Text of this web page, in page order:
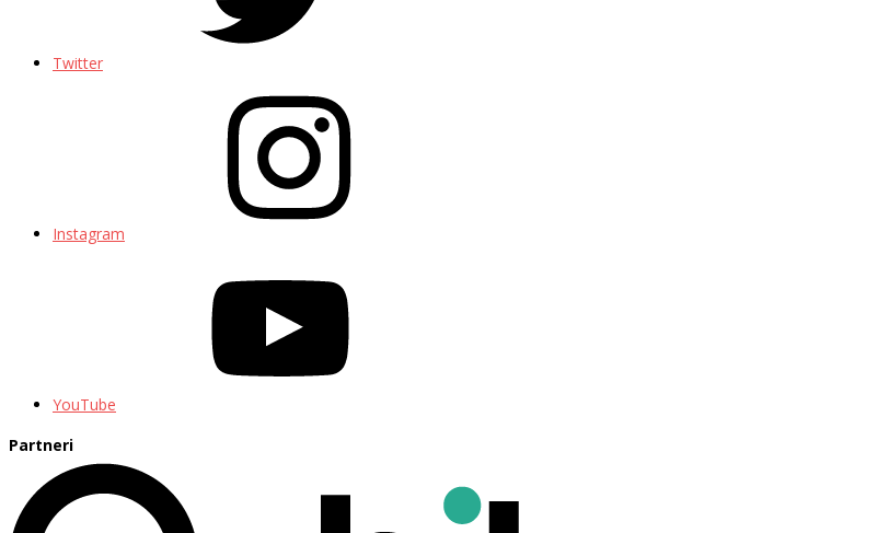
Twitter
Instagram
YouTube
Partneri